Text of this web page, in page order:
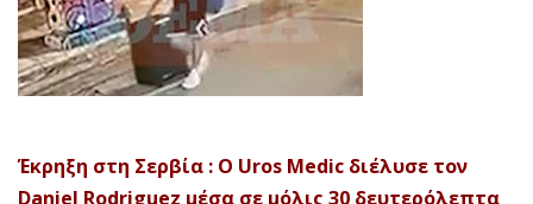
Έκρηξη στη Σερβία : Ο Uros Medic διέλυσε τον
Daniel Rodriguez μέσα σε μόλις 30 δευτερόλεπτα